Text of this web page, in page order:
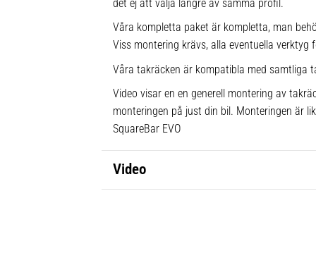
det ej att välja längre av samma profil.
Våra kompletta paket är kompletta, man
Viss montering krävs, alla eventuella verktyg
Våra takräcken är kompatibla med samtliga
Video visar en en generell montering av
monteringen på just din bil. Monteringen är
SquareBar EVO
Video